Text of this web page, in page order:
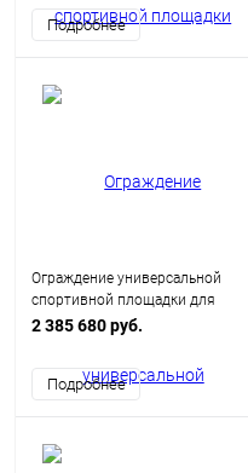
Подробнее
Ограждение универсальной
спортивной площадки для
баскетбола, футбола, волейбола
2 385 680 руб.
Подробнее